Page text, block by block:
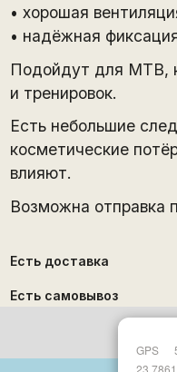
• хорошая
• надёжная
Подойдут для MTB,
и тренировок.
Есть небольшие
косметические
влияют.
Возможна отправка
Есть доставка
Есть самовывоз
GPS